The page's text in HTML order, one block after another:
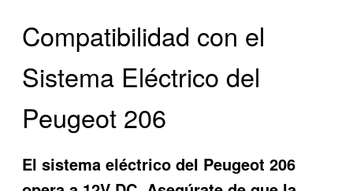
Compatibilidad con el
Sistema Eléctrico del
Peugeot 206
El sistema eléctrico del Peugeot 206